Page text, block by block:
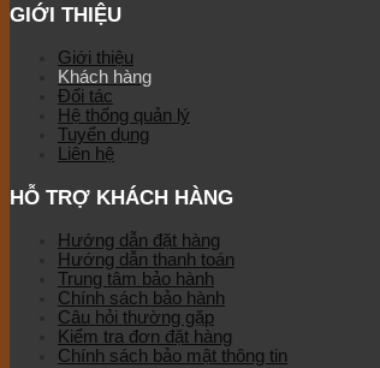
GIỚI THIỆU
Giới thiệu
Khách hàng
Đối tác
Hệ thống quản lý
Tuyển dụng
Liên hệ
HỖ TRỢ KHÁCH HÀNG
Hướng dẫn đặt hàng
Hướng dẫn thanh toán
Trung tâm bảo hành
Chính sách bảo hành
Câu hỏi thường gặp
Kiểm tra đơn đặt hàng
Chính sách bảo mật thông tin